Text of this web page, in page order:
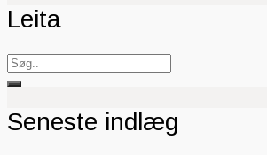
Leita
Search
for:
Seneste indlæg